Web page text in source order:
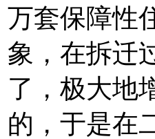
万套保障性
象，在拆迁
了，极大地
的，于是在